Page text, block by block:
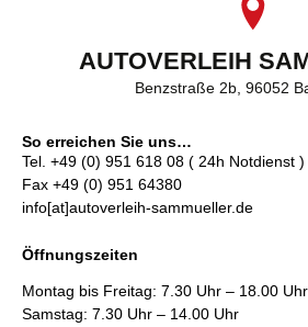
AUTOVERLEIH
Benzstraße 2b, 96052
So erreichen Sie uns…
Tel. +49 (0) 951 618 08 ( 24h Notdienst )
Fax +49 (0) 951 64380
info[at]autoverleih-sammueller.de
Öffnungszeiten
Montag bis Freitag: 7.30 Uhr – 18.00 Uhr
Samstag: 7.30 Uhr – 14.00 Uhr